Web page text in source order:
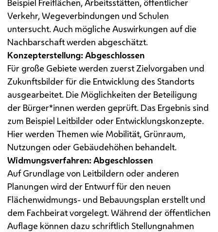
Beispiel Freiflächen, Arbeitsstätten, öffentlicher
Verkehr, Wegeverbindungen und Schulen
untersucht. Auch mögliche Auswirkungen auf die
Nachbarschaft werden abgeschätzt.
Konzepterstellung: Abgeschlossen
Für große Gebiete werden zuerst Zielvorgaben und
Zukunftsbilder für die Entwicklung des Standorts
ausgearbeitet. Die Möglichkeiten der Beteiligung
der Bürger*innen werden geprüft. Das Ergebnis sind
zum Beispiel Leitbilder oder Entwicklungskonzepte.
Hier werden Themen wie Mobilität, Grünraum,
Nutzungen oder Gebäudehöhen behandelt.
Widmungsverfahren: Abgeschlossen
Auf Grundlage von Leitbildern oder anderen
Planungen wird der Entwurf für den neuen
Flächenwidmungs- und Bebauungsplan erstellt und
dem Fachbeirat vorgelegt. Während der öffentlichen
Auflage können dazu schriftlich Stellungnahmen